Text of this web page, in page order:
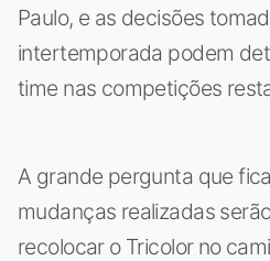
Paulo, e as decisões
intertemporada podem
time nas competições
A grande pergunta que
mudanças realizadas
recolocar o Tricolor no